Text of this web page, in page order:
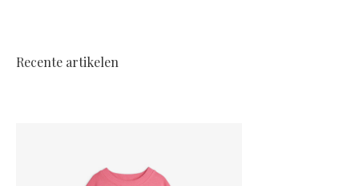
Recente artikelen